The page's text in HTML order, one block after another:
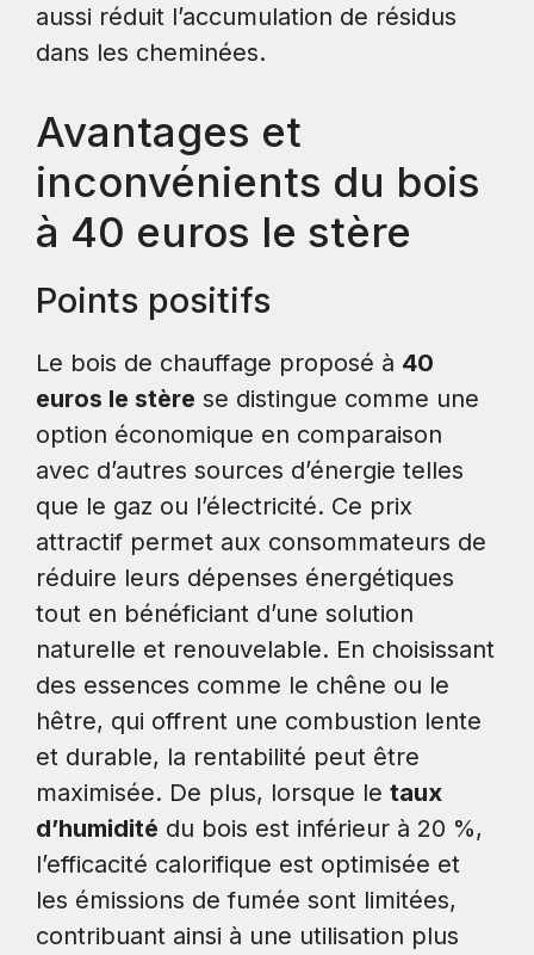
aussi réduit l’accumulation de résidus
dans les cheminées.
Avantages et
inconvénients du bois
à 40 euros le stère
Points positifs
Le bois de chauffage proposé à 40
euros le stère se distingue comme une
option économique en comparaison
avec d’autres sources d’énergie telles
que le gaz ou l’électricité. Ce prix
attractif permet aux consommateurs de
réduire leurs dépenses énergétiques
tout en bénéficiant d’une solution
naturelle et renouvelable. En choisissant
des essences comme le chêne ou le
hêtre, qui offrent une combustion lente
et durable, la rentabilité peut être
maximisée. De plus, lorsque le taux
d’humidité du bois est inférieur à 20 %,
l’efficacité calorifique est optimisée et
les émissions de fumée sont limitées,
contribuant ainsi à une utilisation plus